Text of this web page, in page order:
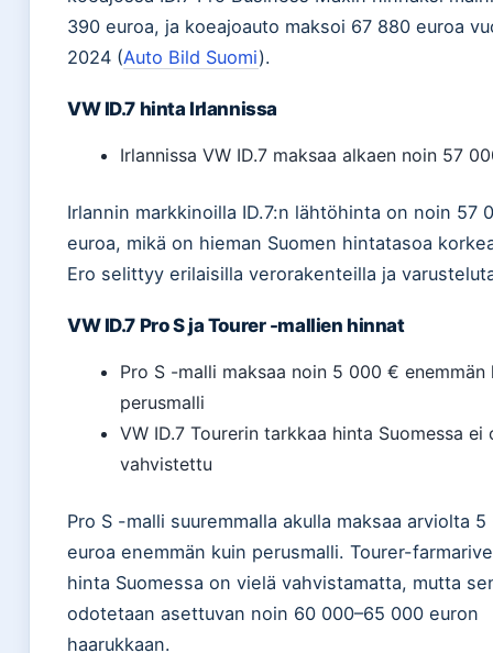
390 euroa, ja koeajoauto maksoi 67 880 euroa
2024 (Auto Bild Suomi).
VW ID.7 hinta Irlannissa
Irlannissa VW ID.7 maksaa alkaen noin 57
Irlannin markkinoilla ID.7:n lähtöhinta on noin 57
euroa, mikä on hieman Suomen hintatasoa
Ero selittyy erilaisilla verorakenteilla ja
VW ID.7 Pro S ja Tourer -mallien hinnat
Pro S -malli maksaa noin 5 000 € enemmän
perusmalli
VW ID.7 Tourerin tarkkaa hinta Suomessa ei
vahvistettu
Pro S -malli suuremmalla akulla maksaa arviolta 5
euroa enemmän kuin perusmalli. Tourer-
hinta Suomessa on vielä vahvistamatta, mutta
odotetaan asettuvan noin 60 000–65 000 euron
haarukkaan.